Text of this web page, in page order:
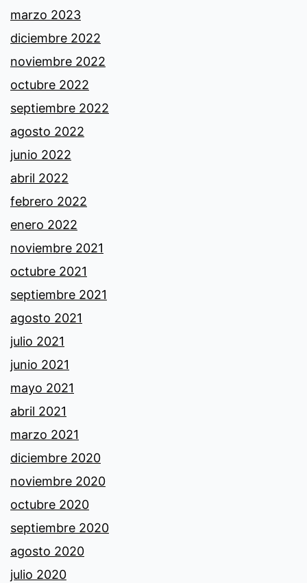
marzo 2023
diciembre 2022
noviembre 2022
octubre 2022
septiembre 2022
agosto 2022
junio 2022
abril 2022
febrero 2022
enero 2022
noviembre 2021
octubre 2021
septiembre 2021
agosto 2021
julio 2021
junio 2021
mayo 2021
abril 2021
marzo 2021
diciembre 2020
noviembre 2020
octubre 2020
septiembre 2020
agosto 2020
julio 2020